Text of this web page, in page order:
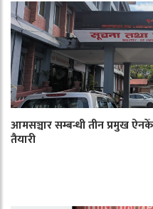
आमसञ्चार सम्बन्धी तीन प्रमुख
तैयारी